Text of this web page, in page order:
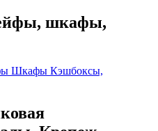
шкафы,
Шкафы Кэшбоксы,